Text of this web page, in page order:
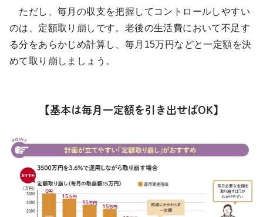
ただし、毎月の収支を把握してコントロールしやすい
のは、定額取り崩しです。老後の生活費において不足す
る分をあらかじめ計算し、毎月15万円などと一定額を決
めて取り崩しましょう。
【基本は毎月一定額を引き出せばOK】